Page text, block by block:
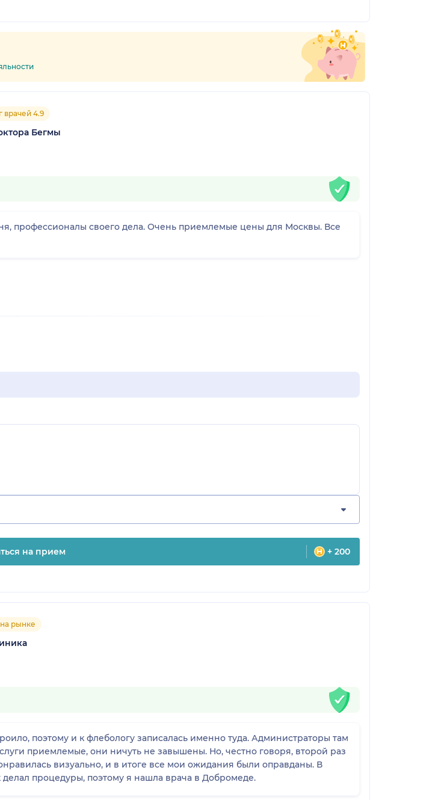
врачей 4.9
Бегмы
своего дела. Очень приемлемые цены для Москвы. Все
на прием + 200
рынке
поэтому и к флебологу записалась именно туда. Администраторы там
приемлемые, они ничуть не завышены. Но, честно говоря, второй раз
визуально, и в итоге все мои ожидания были оправданы. В
процедуры, поэтому я нашла врача в Добромеде.